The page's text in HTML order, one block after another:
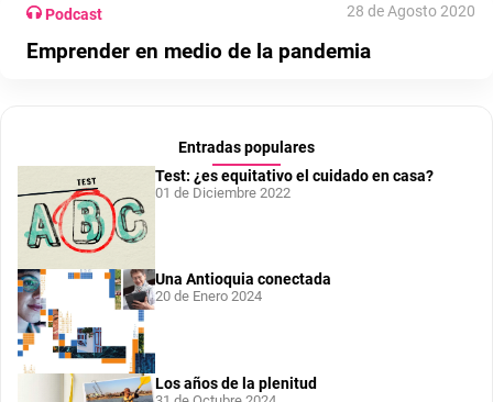
Podcast 28 de Agosto 2020
Emprender en medio de la pandemia
Entradas populares
Test: ¿es equitativo el cuidado en casa?
01 de Diciembre 2022
Una Antioquia conectada
20 de Enero 2024
Los años de la plenitud